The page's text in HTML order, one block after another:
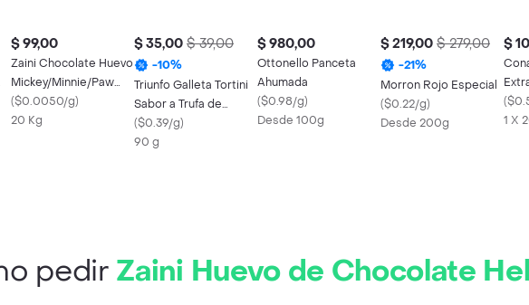
$ 99,00
Zaini Chocolate Huevo
Mickey/Minnie/Paw
Patrol
($0.0050/g)
20 Kg
$ 35,00 $ 39,00
-10%
Triunfo Galleta Tortini
Sabor a Trufa de
Chocolate
($0.39/g)
90 g
$ 980,00
Ottonello Panceta
Ahumada
($0.98/g)
Desde 100g
$ 219,00 $ 279,00
-21%
Morron Rojo Especial
($0.22/g)
Desde 200g
$
(
1 X
pedir Zaini Huevo de Chocolate